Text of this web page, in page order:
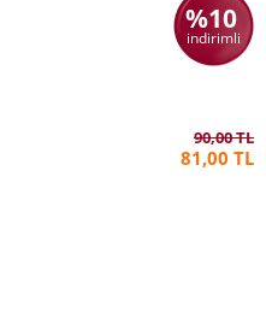
%10
indirimli
90,00 TL
81,00 TL